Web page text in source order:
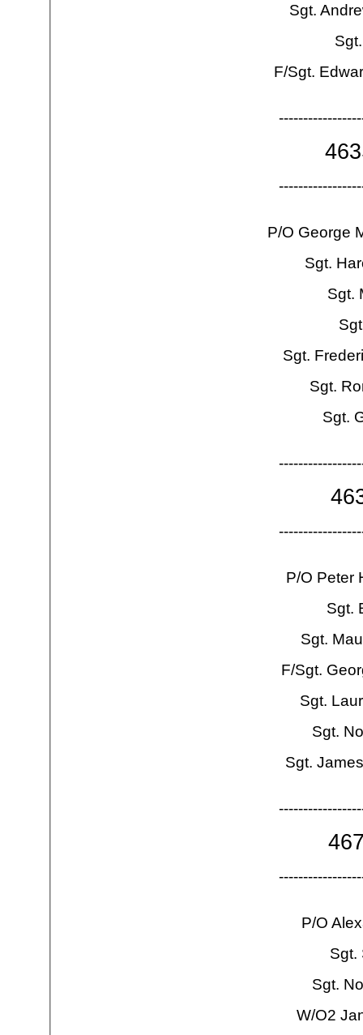
Sgt.
F/Sgt.
-----------------
-----------------
P/O George
Sgt.
Sgt.
Sgt.
Sgt.
Sgt.
-----------------
-----------------
P/O Peter
Sgt.
Sgt.
F/Sgt.
Sgt.
Sgt.
Sgt.
-----------------
-----------------
P/O
Sgt.
Sgt.
W/O2